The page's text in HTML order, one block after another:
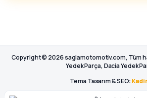
Copyright © 2026 saglamotomotiv.com, Tüm
Yedek Parça, Dacia Yedek
Tema Tasarım & SEO: